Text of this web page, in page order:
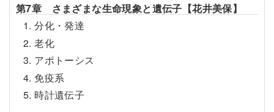
第7章 さまざまな生命現象と遺伝子【花井美保】
1. 分化・発達
2. 老化
3. アポトーシス
4. 免疫系
5. 時計遺伝子